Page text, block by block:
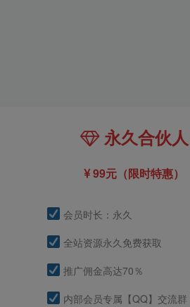
永久合伙人
99元（限时特惠）
会员时长：永久
全站资源永久免费获取
推广佣金高达70％
内部会员专属【QQ】交流群